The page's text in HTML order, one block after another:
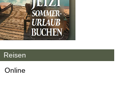
Reisen
Online